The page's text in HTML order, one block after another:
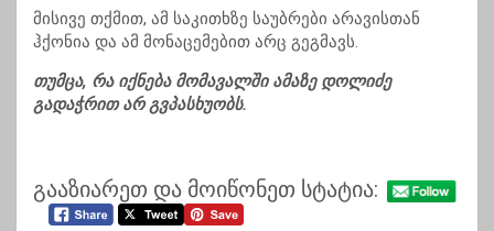
მისივე თქმით, ამ საკითხზე საუბრები არავისთან
ჰქონია და ამ მონაცემებით არც გეგმავს.
თუმცა, რა იქნება მომავალში ამაზე დოლიძე
გადაჭრით არ გვპასხუობს.
გააზიარეთ და მოიწონეთ სტატია: